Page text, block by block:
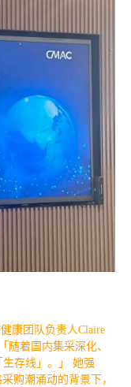
康团队负责人Claire
随着国内集采深化、
存线」。」 她强
购潮涌动的背景下，